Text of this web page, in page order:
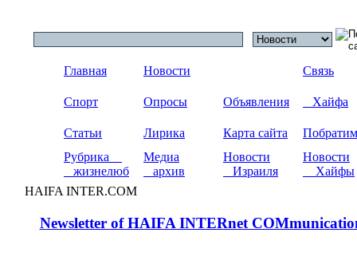
Главная Новости Связь
Спорт Опросы Объявления Хайфа
Статьи Лирика Карта сайта
Рубрика
жизнелюб
Медиа
архив
Новости
Израиля
Новости
Хайфы
HAIFA INTER.COM
Newsletter of HAIFA INTERnet